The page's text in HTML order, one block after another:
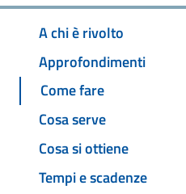
A chi è rivolto
Approfondimenti
Come fare
Cosa serve
Cosa si ottiene
Tempi e scadenze